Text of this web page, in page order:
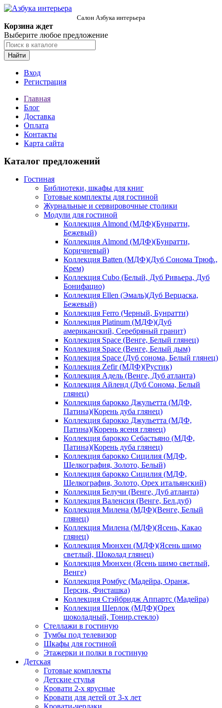
Салон Азбука интерьера
Корзина ждет
Выберите любое предложение
Найти
Вход
Регистрация
Главная
Блог
Доставка
Оплата
Контакты
Карта сайта
Каталог предложений
Гостиная
Библиотеки, шкафы для книг
Готовые комплекты для гостиной
Журнальные и сервировочные столики
Модули для гостиной
Коллекция Almond (МДФ)(Бунратти,
Бежевый)
Коллекция Almond (МДФ)(Бунратти,
Коричневый)
Коллекция Batten (МДФ)(Дуб Сонома Трюф.,
Крем)
Коллекция Cubo (Белый, Дуб Ривьера, Дуб
Бонифацио)
Коллекция Ellen (Эмаль)(Дуб Верцаска,
Бежевый)
Коллекция Ferro (Черный, Бунратти)
Коллекция Platinum (МДФ)(Дуб
американский, Серебряный гранит)
Коллекция Space (Венге, Белый глянец)
Коллекция Space (Венге, Белый дым)
Коллекция Space (Дуб сонома, Белый глянец)
Коллекция Zefir (МДФ)(Рустик)
Коллекция Адель (Венге, Дуб атланта)
Коллекция Айленд (Дуб Сонома, Белый
глянец)
Коллекция барокко Джульетта (МДФ,
Патина)(Корень дуба глянец)
Коллекция барокко Джульетта (МДФ,
Патина)(Корень ясеня глянец)
Коллекция барокко Себастьяно (МДФ,
Патина)(Корень дуба глянец)
Коллекция барокко Сицилия (МДФ,
Шелкография, Золото, Белый)
Коллекция барокко Сицилия (МДФ,
Шелкография, Золото, Орех итальянский)
Коллекция Белучи (Венге, Дуб атланта)
Коллекция Валенсия (Венге, Бел.дуб)
Коллекция Милена (МДФ)(Венге, Белый
глянец)
Коллекция Милена (МДФ)(Ясень, Какао
глянец)
Коллекция Мюнхен (МДФ)(Ясень шимо
светлый, Шоколад глянец)
Коллекция Мюнхен (Ясень шимо светлый,
Венге)
Коллекция Ромбус (Мадейра, Оранж,
Персик, Фисташка)
Коллекция Стэйбридж Аппартс (Мадейра)
Коллекция Шерлок (МДФ)(Орех
шоколадный, Тонир.стекло)
Стеллажи в гостиную
Тумбы под телевизор
Шкафы для гостиной
Этажерки и полки в гостиную
Детская
Готовые комплекты
Детские стулья
Кровати 2-х ярусные
Кровати для детей от 3-х лет
Кровати-чердаки